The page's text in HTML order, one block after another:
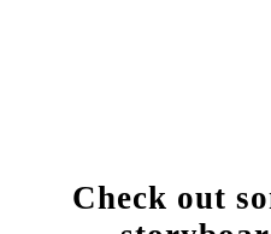
Check out